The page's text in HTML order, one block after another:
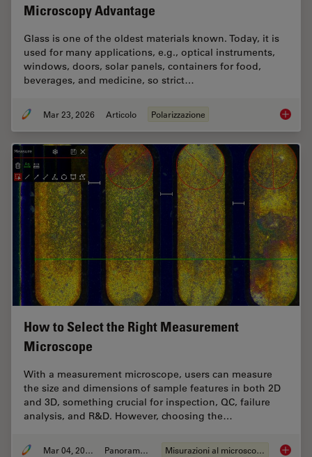
Microscopy Advantage
Glass is one of the oldest materials known. Today, it is
used for many applications, e.g., optical instruments,
windows, doors, solar panels, containers for food,
beverages, and medicine, so strict…
Mar 23, 2026 Articolo Polarizzazione
How to Select the Right Measurement
Microscope
With a measurement microscope, users can measure
the size and dimensions of sample features in both 2D
and 3D, something crucial for inspection, QC, failure
analysis, and R&D. However, choosing the…
Mar 04, 2026 Panoramica Misurazioni al microscopio How to